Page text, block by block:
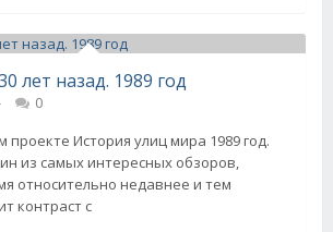
лет назад. 1989 год
0
проекте История улиц мира 1989 год.
из самых интересных обзоров,
относительно недавнее и тем
контраст с